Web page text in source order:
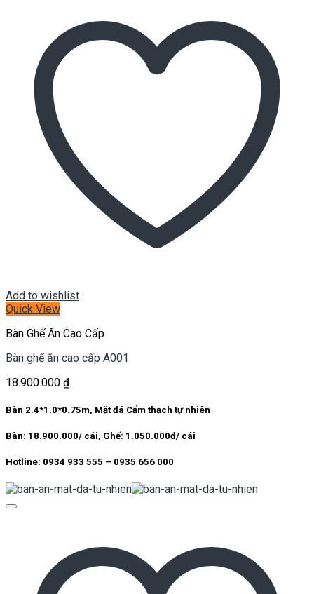
Add to wishlist
Quick View
Bàn Ghế Ăn Cao Cấp
Bàn ghế ăn cao cấp A001
18.900.000 ₫
Bàn 2.4*1.0*0.75m, Mặt đá Cẩm thạch tự nhiên
Bàn: 18.900.000/ cái, Ghế: 1.050.000đ/ cái
Hotline: 0934 933 555 – 0935 656 000